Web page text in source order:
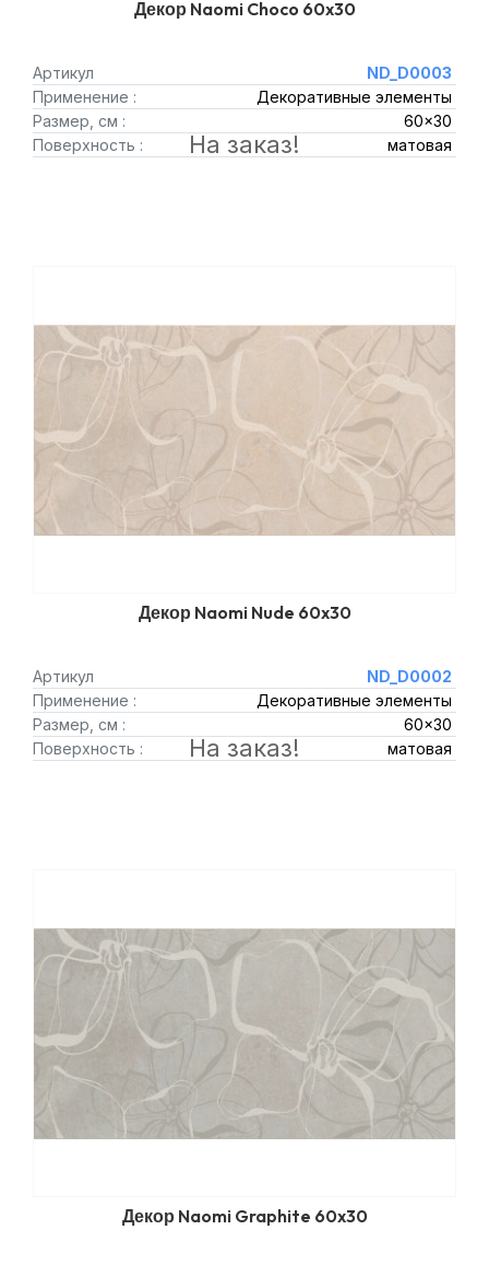
Декор Naomi Choco 60x30
Артикул
ND_D0003
Применение :
Декоративные элементы
Размер, см :
60x30
Поверхность :
матовая
На заказ!
Декор Naomi Nude 60x30
Артикул
ND_D0002
Применение :
Декоративные элементы
Размер, см :
60x30
Поверхность :
матовая
На заказ!
Декор Naomi Graphite 60x30